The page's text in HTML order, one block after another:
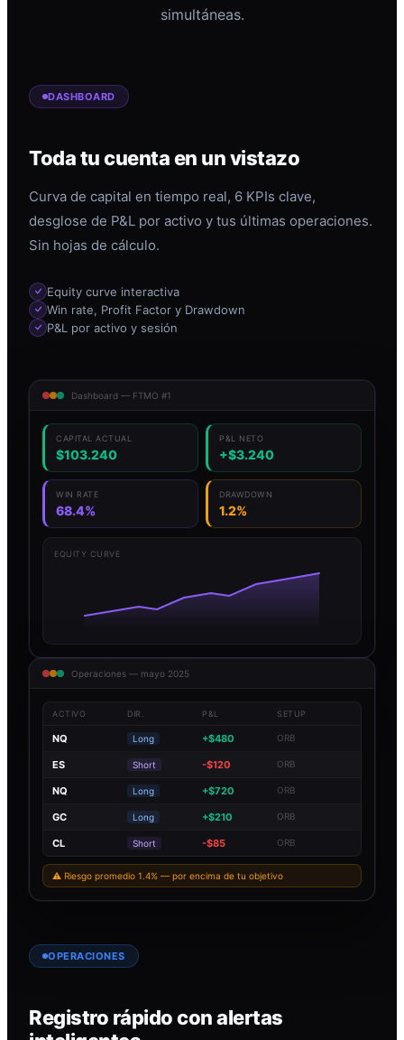
simultáneas.
DASHBOARD
Toda tu cuenta en un vistazo
Curva de capital en tiempo real, 6 KPIs clave,
desglose de P&L por activo y tus últimas operaciones.
Sin hojas de cálculo.
Equity curve interactiva
Win rate, Profit Factor y Drawdown
P&L por activo y sesión
Dashboard — FTMO #1
CAPITAL ACTUAL
$103.240
P&L NETO
+$3.240
WIN RATE
68.4%
DRAWDOWN
1.2%
EQUITY CURVE
Operaciones — mayo 2025
ACTIVO DIR. P&L SETUP
NQ Long +$480 ORB
ES Short -$120 ORB
NQ Long +$720 ORB
GC Long +$210 ORB
CL Short -$85 ORB
⚠ Riesgo promedio 1.4% — por encima de tu objetivo
OPERACIONES
Registro rápido con alertas